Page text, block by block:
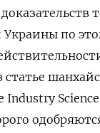
по
статье
Industry